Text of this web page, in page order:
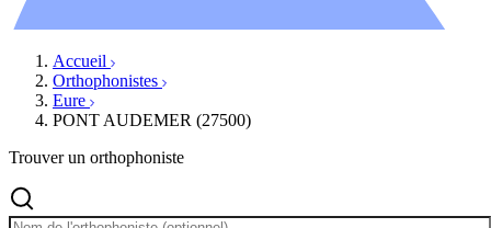
Accueil
Orthophonistes
Eure
PONT AUDEMER (27500)
Trouver un orthophoniste